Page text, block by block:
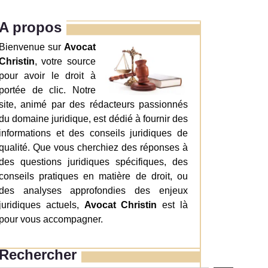
propos
sur Avocat
, votre source
avoir le droit à
de clic. Notre
animé par des rédacteurs passionnés
domaine juridique, est dédié à fournir des
et des conseils juridiques de
Que vous cherchiez des réponses à
questions juridiques spécifiques, des
pratiques en matière de droit, ou
analyses approfondies des enjeux
actuels, Avocat Christin est là
vous accompagner.